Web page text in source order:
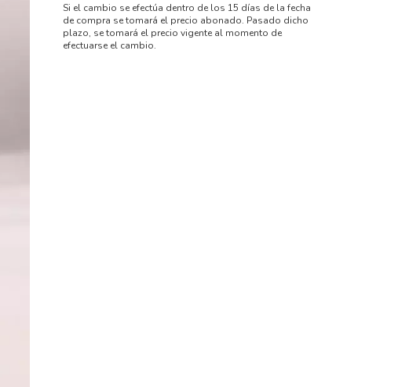
Si el cambio se efectúa dentro de los 15 días de la fecha
de compra se tomará el precio abonado. Pasado dicho
plazo, se tomará el precio vigente al momento de
efectuarse el cambio.